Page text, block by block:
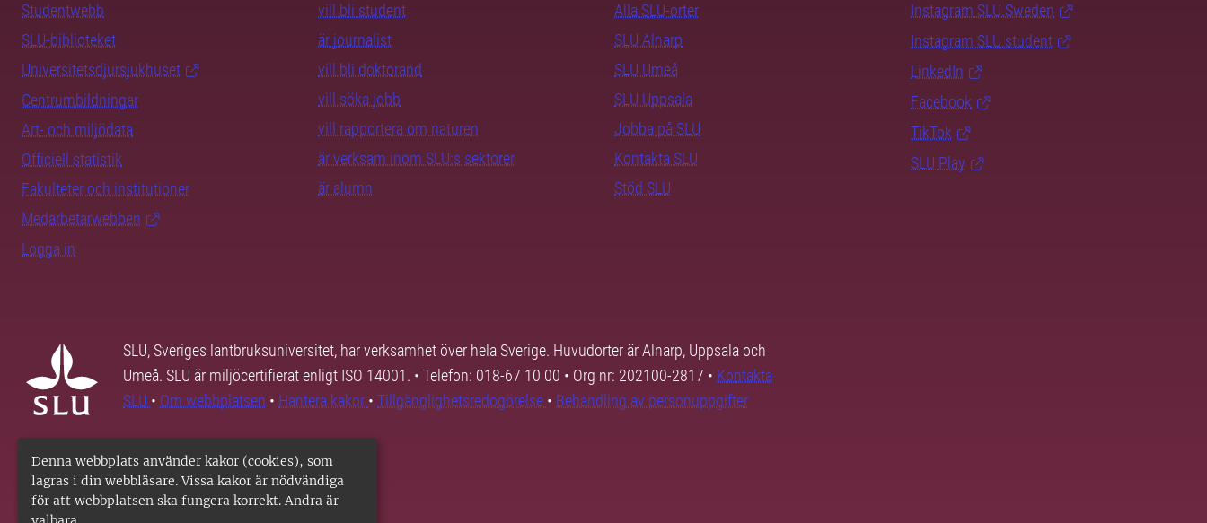
Denna webbplats använder kakor (cookies), som
lagras i din webbläsare. Vissa kakor är nödvändiga
för att webbplatsen ska fungera korrekt. Andra är
Studentwebb
SLU-biblioteket
Universitetsdjursjukhuset
Centrumbildningar
Art- och miljödata
Officiell statistik
Fakulteter och institutioner
Medarbetarwebben
Logga in
vill bli student
är journalist
vill bli doktorand
vill söka jobb
vill rapportera om naturen
är verksam inom SLU:s sektorer
är alumn
Alla SLU-orter
SLU Alnarp
SLU Umeå
SLU Uppsala
Jobba på SLU
Kontakta SLU
Stöd SLU
Instagram SLU.Sweden
Instagram SLU.student
LinkedIn
Facebook
TikTok
SLU Play
SLU, Sveriges lantbruksuniversitet, har verksamhet över hela Sverige. Huvudorter är Alnarp, Uppsala och
Umeå. SLU är miljöcertifierat enligt ISO 14001. • Telefon: 018-67 10 00 • Org nr: 202100-2817 • Kontakta
SLU • Om webbplatsen • Hantera kakor • Tillgänglighetsredogörelse • Behandling av personuppgifter